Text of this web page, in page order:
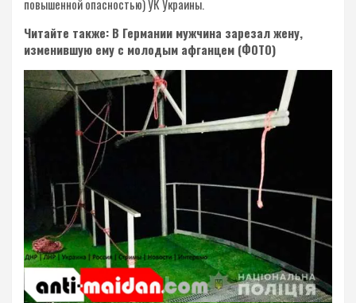
повышенной опасностью) УК Украины.
Читайте также: В Германии мужчина зарезал жену,
изменившую ему с молодым афганцем (ФОТО)